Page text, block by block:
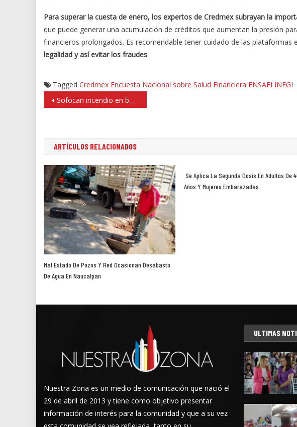
Para superar la cuesta de enero, los expertos de Credmex subrayan la
que puede generar una acumulación de créditos que aumentan la presión
financieros prolongados. Es recomendable tener cuidado de las plataformas
legalidad y así evitar los fraudes.
Tagged Credmex Encuesta Nacional sobre Salud Financiera ENSAFI INEGI
Navegación
de
Sofocan incendio en bodega irregular de desechos en Ecatepec
ARTÍCULOS RELACIONADOS
Mal Estado De Pozos Y Red Ocasionan Desabasto
De Agua En Naucalpan
Se Aplica La Segunda Dosis En Adultos De
Años Y Mujeres Embarazadas
Nuestra Zona es un medio de comunicación que nació el
29 de abril de 2013 y tiene como objetivo presentar
información de interés para la comunidad y que a su vez
ULTIMAS